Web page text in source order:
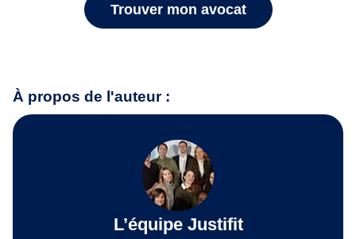
Trouver mon avocat
À propos de l'auteur :
L’équipe Justifit